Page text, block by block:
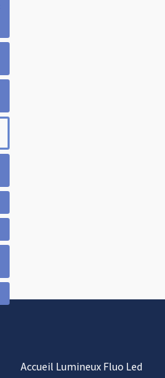
Accueil Lumineux Fluo Led